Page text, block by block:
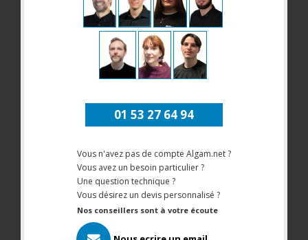
01 53 27 64 94
Vous n'avez pas de compte Algam.net ?
Vous avez un besoin particulier ?
Une question technique ?
Vous désirez un devis personnalisé ?
Nos conseillers sont à votre écoute